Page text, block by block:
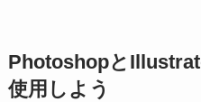
Photoshopと
使用しよう